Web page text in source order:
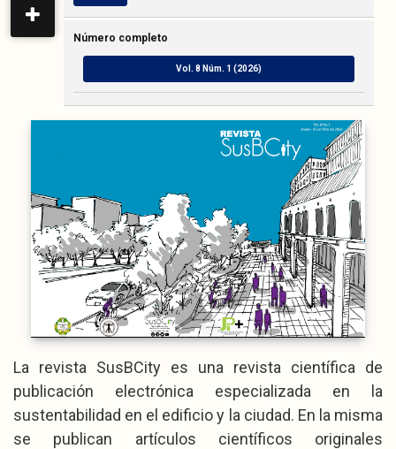
Número completo
Vol. 8 Núm. 1 (2026)
La revista SusBCity es una revista científica de
publicación electrónica especializada en la
sustentabilidad en el edificio y la ciudad. En la misma
se publican artículos científicos originales